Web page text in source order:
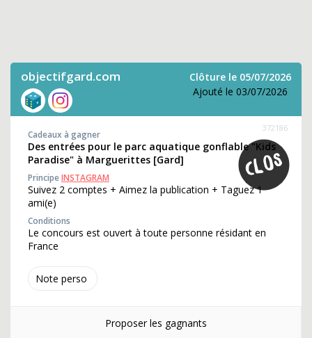
objectifgard.com
Clôture le 05/07/2026
Ajouté le 03/07/2026
Note perso
372186
Cadeaux à gagner
Des entrées pour le parc aquatique gonflable "Kids
Paradise" à Marguerittes [Gard]
PrincipeINSTAGRAM
Suivez 2 comptes + Aimez la publication + Taguez 1
ami(e)
Conditions
Le concours est ouvert à toute personne résidant en
France
Proposer les gagnants